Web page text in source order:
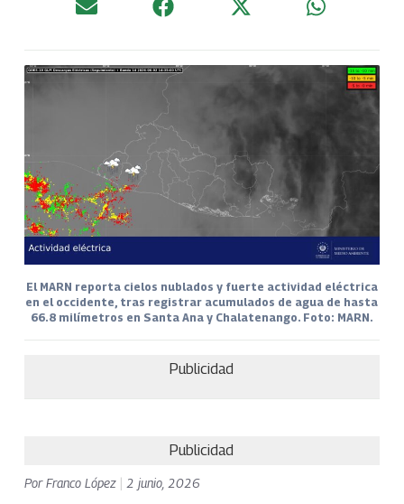
El MARN reporta cielos nublados y fuerte actividad eléctrica
en el occidente, tras registrar acumulados de agua de hasta
66.8 milímetros en Santa Ana y Chalatenango. Foto: MARN.
Publicidad
Publicidad
PorFranco López 2 junio, 2026